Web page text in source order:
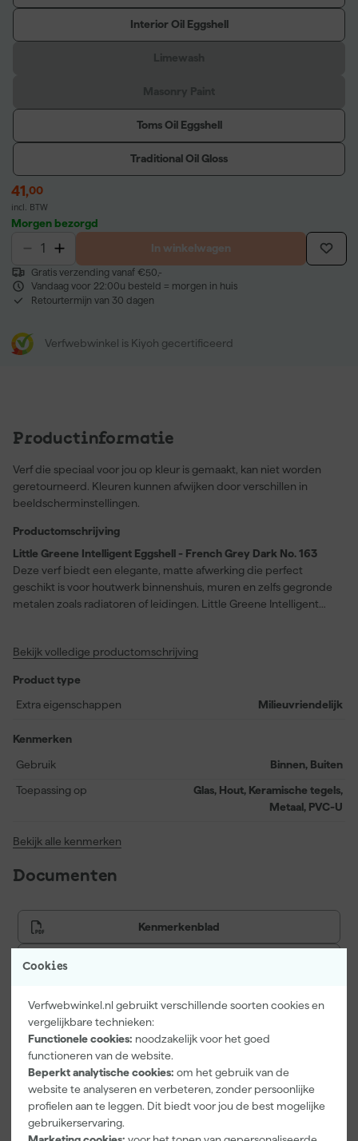
Cookies
Verfwebwinkel.nl gebruikt verschillende soorten cookies en
vergelijkbare technieken:
Functionele cookies: noodzakelijk voor het goed
functioneren van de website.
Beperkt analytische cookies: om het gebruik van de
website te analyseren en verbeteren, zonder persoonlijke
profielen aan te leggen. Dit biedt voor jou de best mogelijke
gebruikerservaring.
Interior Oil Eggshell
Toms Oil Eggshell
Traditional Oil Gloss
41,00
incl. BTW
Morgen bezorgd
In winkelwagen
Gratis verzending vanaf €50,-
Vandaag voor 22:00u besteld = morgen in huis
Retourtermijn van 30 dagen
Verfwebwinkel is Kiyoh gecertificeerd
Productinformatie
Verf die speciaal voor jou op kleur is gemaakt, kan niet worden
geretourneerd. Kleuren kunnen afwijken door verschillen in
beeldscherminstellingen.
Productomschrijving
Little Greene Intelligent Eggshell - French Grey Dark No. 163
Deze verf biedt een elegante, matte afwerking die perfect
geschikt is voor houtwerk binnenshuis, muren en zelfs gegronde
metalen zoals radiatoren of leidingen. Little Greene Intelligent
uitstekend bestand is tegen vocht, vlekken en dagelijkse slijtage.
deze verf moeiteloos reinigen, wat hem bijzonder geschikt maakt
voor drukbezochte ruimtes zoals keukens en badkamers, zelfs in
Intelligent Grip™-technologie hecht deze verf betrouwbaar op
schilderproces vereenvoudigt. Je verbruikt ongeveer 14 meter
per liter per laag.
Bekijk volledige productomschrijving
Product type
Extra eigenschappen
Milieuvriendelijk
Kenmerken
Gebruik
Binnen, Buiten
Toepassing op
Glas, Hout, Keramische tegels,
Metaal, PVC-U
Bekijk alle kenmerken
Documenten
Kenmerkenblad
Vaak gekocht met